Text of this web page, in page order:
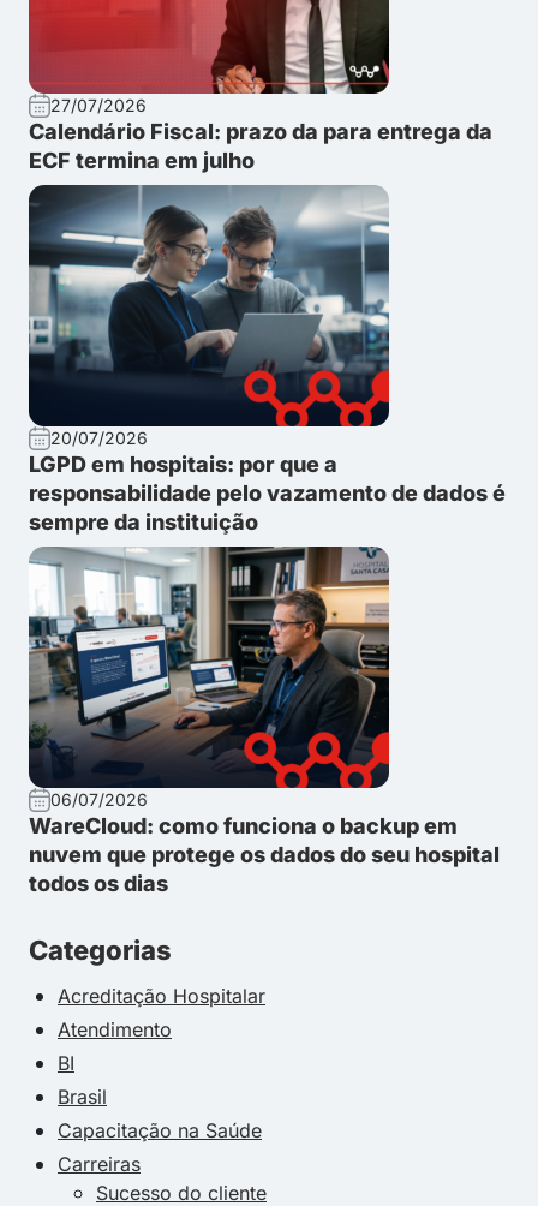
27/07/2026
Calendário Fiscal: prazo da para entrega da
ECF termina em julho
20/07/2026
LGPD em hospitais: por que a
responsabilidade pelo vazamento de dados é
sempre da instituição
06/07/2026
WareCloud: como funciona o backup em
nuvem que protege os dados do seu hospital
todos os dias
Categorias
Acreditação Hospitalar
Atendimento
BI
Brasil
Capacitação na Saúde
Carreiras
Sucesso do cliente